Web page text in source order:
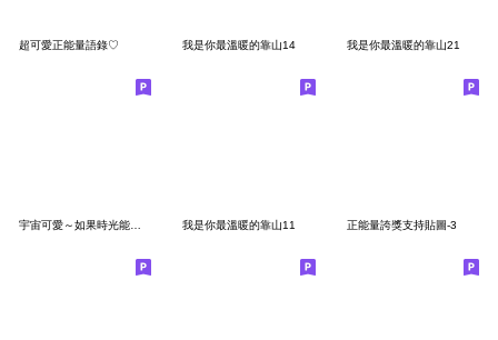
超可愛正能量語錄♡ 我是你最溫暖的靠山14 我是你最溫暖的靠山21
我是你最溫暖的靠山11 正能量誇獎支持貼圖-3